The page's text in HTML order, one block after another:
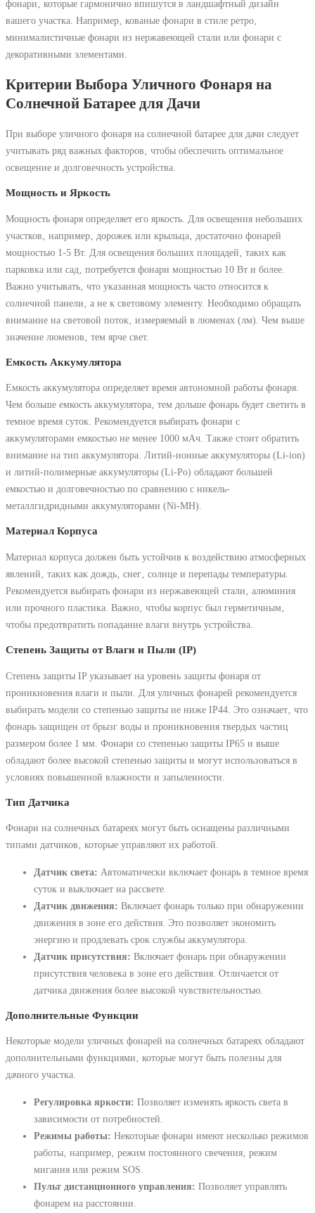
фонари‚ которые гармонично впишутся в ландшафтный дизайн
вашего участка. Например‚ кованые фонари в стиле ретро‚
минималистичные фонари из нержавеющей стали или фонари с
декоративными элементами.
Критерии Выбора Уличного Фонаря на
Солнечной Батарее для Дачи
При выборе уличного фонаря на солнечной батарее для дачи следует
учитывать ряд важных факторов‚ чтобы обеспечить оптимальное
освещение и долговечность устройства.
Мощность и Яркость
Мощность фонаря определяет его яркость. Для освещения небольших
участков‚ например‚ дорожек или крыльца‚ достаточно фонарей
мощностью 1-5 Вт. Для освещения больших площадей‚ таких как
парковка или сад‚ потребуется фонари мощностью 10 Вт и более.
Важно учитывать‚ что указанная мощность часто относится к
солнечной панели‚ а не к световому элементу. Необходимо обращать
внимание на световой поток‚ измеряемый в люменах (лм). Чем выше
значение люменов‚ тем ярче свет.
Емкость Аккумулятора
Емкость аккумулятора определяет время автономной работы фонаря.
Чем больше емкость аккумулятора‚ тем дольше фонарь будет светить в
темное время суток. Рекомендуется выбирать фонари с
аккумуляторами емкостью не менее 1000 мАч. Также стоит обратить
внимание на тип аккумулятора. Литий-ионные аккумуляторы (Li-ion)
и литий-полимерные аккумуляторы (Li-Po) обладают большей
емкостью и долговечностью по сравнению с никель-
металлгидридными аккумуляторами (Ni-MH).
Материал Корпуса
Материал корпуса должен быть устойчив к воздействию атмосферных
явлений‚ таких как дождь‚ снег‚ солнце и перепады температуры.
Рекомендуется выбирать фонари из нержавеющей стали‚ алюминия
или прочного пластика. Важно‚ чтобы корпус был герметичным‚
чтобы предотвратить попадание влаги внутрь устройства.
Степень Защиты от Влаги и Пыли (IP)
Степень защиты IP указывает на уровень защиты фонаря от
проникновения влаги и пыли. Для уличных фонарей рекомендуется
выбирать модели со степенью защиты не ниже IP44. Это означает‚ что
фонарь защищен от брызг воды и проникновения твердых частиц
размером более 1 мм. Фонари со степенью защиты IP65 и выше
обладают более высокой степенью защиты и могут использоваться в
условиях повышенной влажности и запыленности.
Тип Датчика
Фонари на солнечных батареях могут быть оснащены различными
типами датчиков‚ которые управляют их работой.
Датчик света: Автоматически включает фонарь в темное время
суток и выключает на рассвете.
Датчик движения: Включает фонарь только при обнаружении
движения в зоне его действия. Это позволяет экономить
энергию и продлевать срок службы аккумулятора.
Датчик присутствия: Включает фонарь при обнаружении
присутствия человека в зоне его действия. Отличается от
датчика движения более высокой чувствительностью.
Дополнительные Функции
Некоторые модели уличных фонарей на солнечных батареях обладают
дополнительными функциями‚ которые могут быть полезны для
дачного участка.
Регулировка яркости: Позволяет изменять яркость света в
зависимости от потребностей.
Режимы работы: Некоторые фонари имеют несколько режимов
работы‚ например‚ режим постоянного свечения‚ режим
мигания или режим SOS.
Пульт дистанционного управления: Позволяет управлять
фонарем на расстоянии.